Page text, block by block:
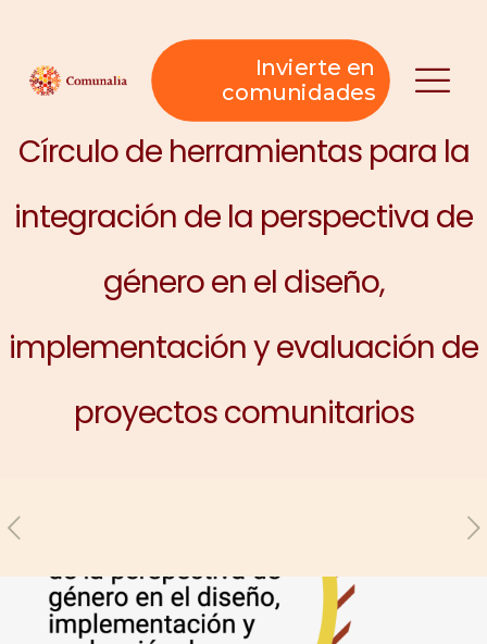
Invierte en
comunidades
Círculo de herramientas para la
integración de la perspectiva de
género en el diseño,
implementación y evaluación de
proyectos comunitarios